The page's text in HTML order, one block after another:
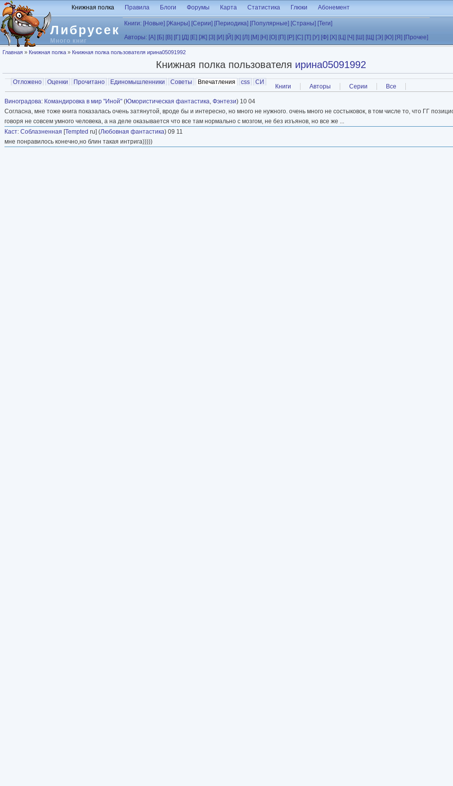
Перейти к основному содержанию
Либрусек
Много книг
Книжная полка Правила Блоги Форумы Карта Статистика Глюки Абонемент
Книги: [Новые] [Жанры] [Серии] [Периодика] [Популярные] [Страны] [Теги]
Авторы: [А] [Б] [В] [Г] [Д] [Е] [Ж] [З] [И] [Й] [К] [Л] [М] [Н] [О] [П] [Р] [С] [Т] [У] [Ф] [Х] [Ц] [Ч] [Ш] [Щ] [Э] [Ю] [Я] [Прочее]
Вы здесь
Главная » Книжная полка » Книжная полка пользователя ирина05091992
Книжная полка пользователя ирина05091992
Главные вкладки
Отложено Оценки Прочитано Единомышленники Советы Впечатления (активная вкладка)
css СИ
Вторичные вкладки Книги Авторы Серии Все
Виноградова: Командировка в мир "Иной" (Юмористическая фантастика, Фэнтези) 10 04
Согласна, мне тоже книга показалась очень затянутой, вроде бы и интересно, но много не нужного. очень много не состыковок, в том числе то, что ГГ
говоря не совсем умного человека, а на деле оказывается что все там нормально с мозгом, не без изъянов, но все же ...
Каст: Соблазненная [Tempted ru] (Любовная фантастика) 09 11
мне понравилось конечно,но блин такая интрига)))))